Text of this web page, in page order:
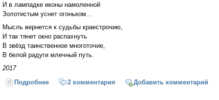
И в лампадке иконы намоленной
Золотистым уснет огоньком…
Мысль вернется к судьбы краестрочию,
И так тянет окно распахнуть
В звёзд таинственное многоточие,
В белой радуги млечный путь.
2017
Подробнее о Вечер в деревне
2 комментария Добавить комментарий